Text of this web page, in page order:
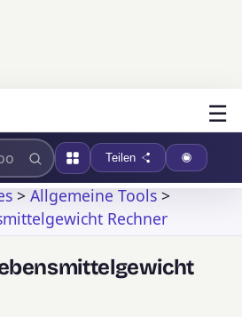
☰
Teilen
>Allgemeine Tools>
Rechner